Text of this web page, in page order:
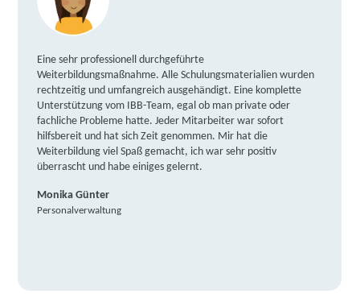
Eine sehr professionell durchgeführte
Weiterbildungsmaßnahme. Alle Schulungsmaterialien wurden
rechtzeitig und umfangreich ausgehändigt. Eine komplette
Unterstützung vom IBB-Team, egal ob man private oder
fachliche Probleme hatte. Jeder Mitarbeiter war sofort
hilfsbereit und hat sich Zeit genommen. Mir hat die
Weiterbildung viel Spaß gemacht, ich war sehr positiv
überrascht und habe einiges gelernt.
Monika Günter
Personalverwaltung